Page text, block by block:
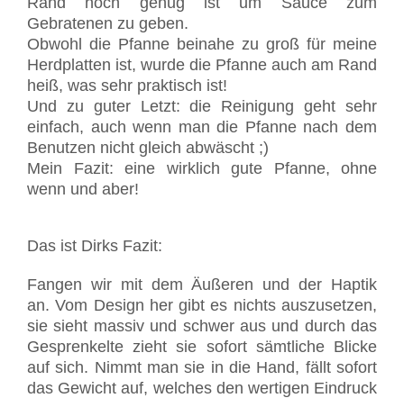
Gebratenen zu geben.
Obwohl die Pfanne beinahe zu groß für meine
Herdplatten ist, wurde die Pfanne auch am Rand
heiß, was sehr praktisch ist!
Und zu guter Letzt: die Reinigung geht sehr
einfach, auch wenn man die Pfanne nach dem
Benutzen nicht gleich abwäscht ;)
Mein Fazit: eine wirklich gute Pfanne, ohne
wenn und aber!
Das ist Dirks Fazit:
Fangen wir mit dem Äußeren und der Haptik
an. Vom Design her gibt es nichts auszusetzen,
sie sieht massiv und schwer aus und durch das
Gesprenkelte zieht sie sofort sämtliche Blicke
auf sich. Nimmt man sie in die Hand, fällt sofort
das Gewicht auf, welches den wertigen Eindruck